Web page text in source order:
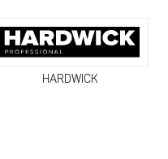
HARDWICK